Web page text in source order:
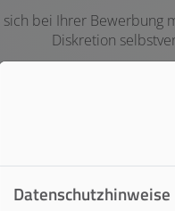
sich bei Ihrer
Diskretion
Datenschutzhinweise